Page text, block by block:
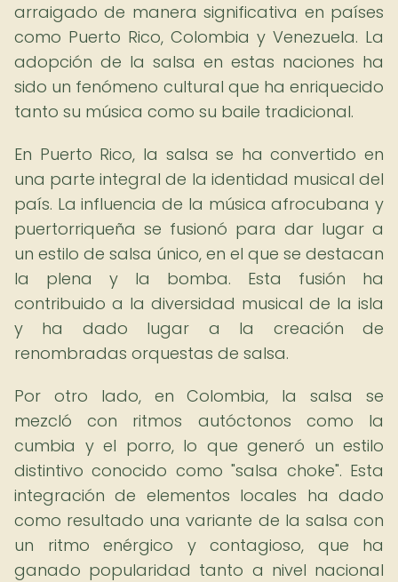
arraigado de manera significativa en países
como Puerto Rico, Colombia y Venezuela. La
adopción de la salsa en estas naciones ha
sido un fenómeno cultural que ha enriquecido
tanto su música como su baile tradicional.
En Puerto Rico, la salsa se ha convertido en
una parte integral de la identidad musical del
país. La influencia de la música afrocubana y
puertorriqueña se fusionó para dar lugar a
un estilo de salsa único, en el que se destacan
la plena y la bomba. Esta fusión ha
contribuido a la diversidad musical de la isla
y ha dado lugar a la creación de
renombradas orquestas de salsa.
Por otro lado, en Colombia, la salsa se
mezcló con ritmos autóctonos como la
cumbia y el porro, lo que generó un estilo
distintivo conocido como "salsa choke". Esta
integración de elementos locales ha dado
como resultado una variante de la salsa con
un ritmo enérgico y contagioso, que ha
ganado popularidad tanto a nivel nacional